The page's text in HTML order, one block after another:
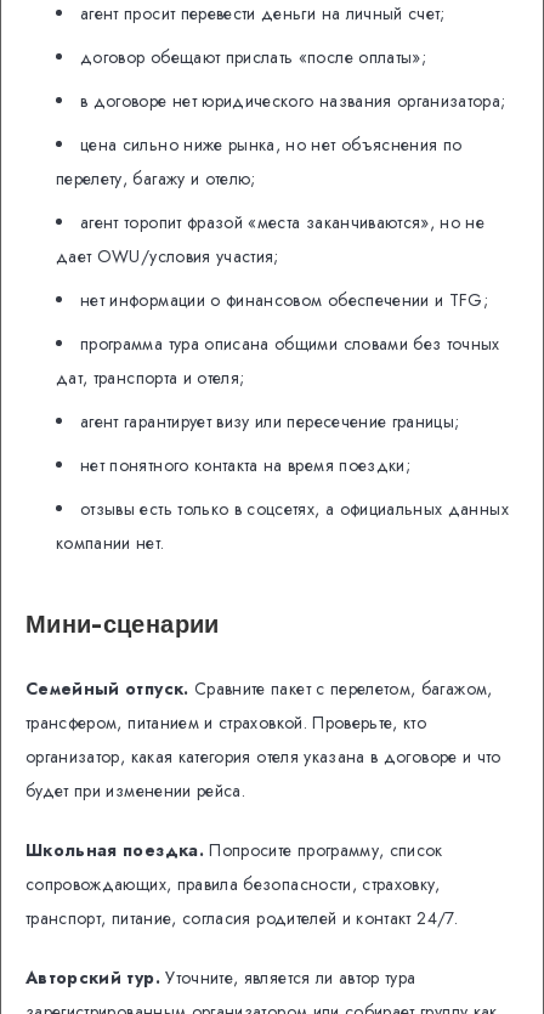
агент просит перевести деньги на личный счет;
договор обещают прислать «после оплаты»;
в договоре нет юридического названия организатора;
цена сильно ниже рынка, но нет объяснения по
перелету, багажу и отелю;
агент торопит фразой «места заканчиваются», но не
дает OWU/условия участия;
нет информации о финансовом обеспечении и TFG;
программа тура описана общими словами без точных
дат, транспорта и отеля;
агент гарантирует визу или пересечение границы;
нет понятного контакта на время поездки;
отзывы есть только в соцсетях, а официальных данных
компании нет.
Мини-сценарии
Семейный отпуск. Сравните пакет с перелетом, багажом,
трансфером, питанием и страховкой. Проверьте, кто
организатор, какая категория отеля указана в договоре и что
будет при изменении рейса.
Школьная поездка.Попросите программу, список
сопровождающих, правила безопасности, страховку,
транспорт, питание, согласия родителей и контакт 24/7.
Авторский тур.Уточните, является ли автор тура